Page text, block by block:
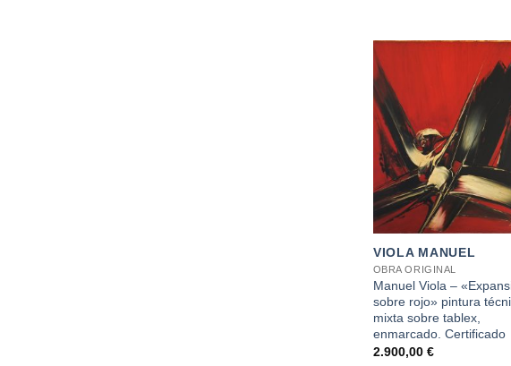
+
VIOLA MANUEL
OBRA ORIGINAL
Manuel Viola –
sobre rojo» pintura
mixta sobre tablex,
enmarcado. Certificado
2.900,00 €